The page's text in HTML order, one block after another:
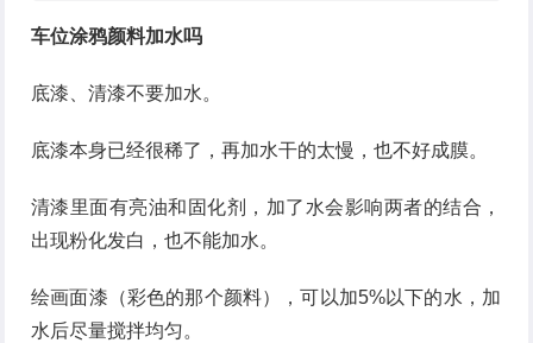
车位涂鸦颜料加水吗
底漆、清漆不要加水。
底漆本身已经很稀了，再加水干的太慢，也不好成膜。
清漆里面有亮油和固化剂，加了水会影响两者的结合，
出现粉化发白，也不能加水。
绘画面漆（彩色的那个颜料），可以加5%以下的水，加
水后尽量搅拌均匀。